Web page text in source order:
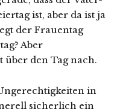
ist, aber da ist ja
der Frauentag
Aber
den Tag nach.
in
sicherlich ein